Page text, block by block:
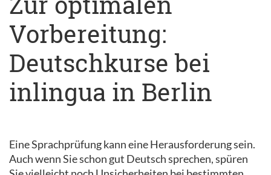
Vorbereitung:
Deutschkurse bei
inlingua in Berlin
Eine Sprachprüfung kann eine Herausforderung sein.
Auch wenn Sie schon gut Deutsch sprechen, spüren